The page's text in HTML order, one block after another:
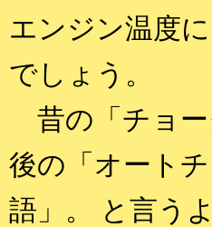
エンジン温度
でしょう。
昔の「チョー
後の「オート
語」。 と言う